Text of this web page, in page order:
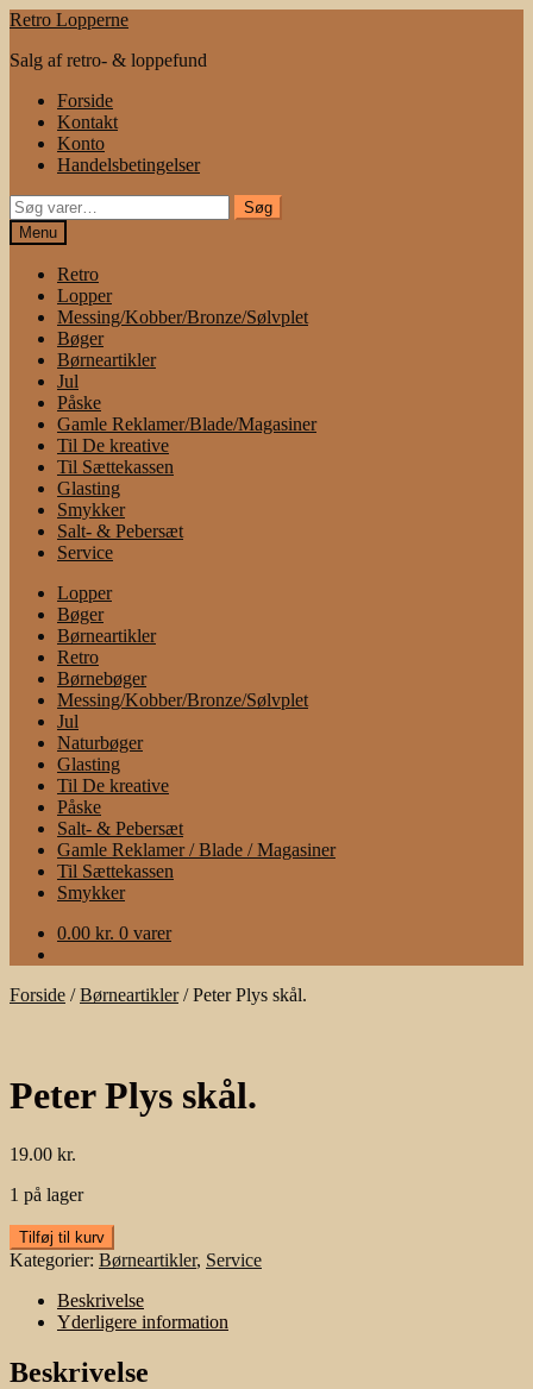
Spring
navigation
Spring
indhold
Retro Lopperne
Salg af retro- & loppefund
Forside
Kontakt
Konto
Handelsbetingelser
Søg
efter:
Søg
Menu
Retro
Lopper
Messing/Kobber/Bronze/Sølvplet
Bøger
Børneartikler
Jul
Påske
Gamle Reklamer/Blade/Magasiner
Til De kreative
Til Sættekassen
Glasting
Smykker
Salt- & Pebersæt
Service
Lopper
Bøger
Børneartikler
Retro
Børnebøger
Messing/Kobber/Bronze/Sølvplet
Jul
Naturbøger
Glasting
Til De kreative
Påske
Salt- & Pebersæt
Gamle Reklamer / Blade / Magasiner
Til Sættekassen
Smykker
0.00 kr. 0 varer
Forside /Børneartikler/Peter Plys skål.
Peter Plys skål.
19.00 kr.
1 på lager
Peter
Plys
antal
Tilføj til kurv
Kategorier: Børneartikler, Service
Beskrivelse
Yderligere information
Beskrivelse